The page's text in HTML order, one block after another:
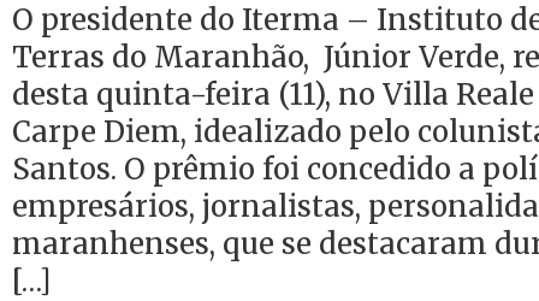
O presidente do Iterma – Instituto
Terras do Maranhão, Júnior Verde,
desta quinta-feira (11), no Villa
Carpe Diem, idealizado pelo
Santos. O prêmio foi concedido a
empresários, jornalistas,
maranhenses, que se destacaram
[…]